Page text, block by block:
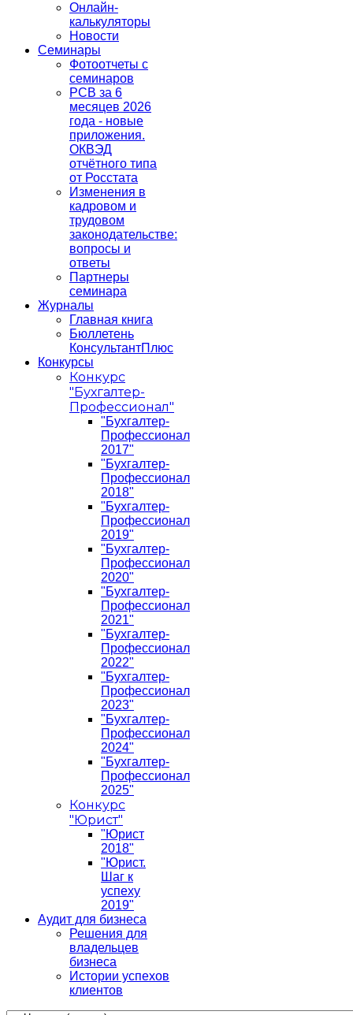
Онлайн-
калькуляторы
Новости
Семинары
Фотоотчеты с
семинаров
РСВ за 6
месяцев 2026
года - новые
приложения.
ОКВЭД
отчётного типа
от Росстата
Изменения в
кадровом и
трудовом
законодательстве:
вопросы и
ответы
Партнеры
семинара
Журналы
Главная книга
Бюллетень
КонсультантПлюс
Конкурсы
Конкурс
"Бухгалтер-
Профессионал"
"Бухгалтер-
Профессионал
2017"
"Бухгалтер-
Профессионал
2018"
"Бухгалтер-
Профессионал
2019"
"Бухгалтер-
Профессионал
2020"
"Бухгалтер-
Профессионал
2021"
"Бухгалтер-
Профессионал
2022"
"Бухгалтер-
Профессионал
2023"
"Бухгалтер-
Профессионал
2024"
"Бухгалтер-
Профессионал
2025"
Конкурс
"Юрист"
"Юрист
2018"
"Юрист.
Шаг к
успеху
2019"
Аудит для бизнеса
Решения для
владельцев
бизнеса
Истории успехов
клиентов